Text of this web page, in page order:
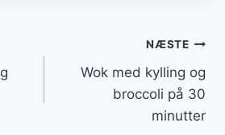
NÆSTE
Wok med kylling og
broccoli på 30
minutter